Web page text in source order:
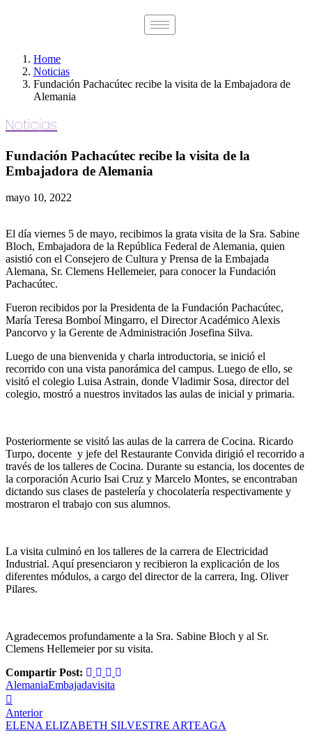
Home
Noticias
Fundación Pachacútec recibe la visita de la Embajadora de
Alemania
Noticias
Fundación Pachacútec recibe la visita de la
Embajadora de Alemania
mayo 10, 2022
El día viernes 5 de mayo, recibimos la grata visita de la Sra. Sabine
Bloch, Embajadora de la República Federal de Alemania, quien
asistió con el Consejero de Cultura y Prensa de la Embajada
Alemana, Sr. Clemens Hellemeier, para conocer la Fundación
Pachacútec.
Fueron recibidos por la Presidenta de la Fundación Pachacútec,
María Teresa Bomboí Mingarro, el Director Académico Alexis
Pancorvo y la Gerente de Administración Josefina Silva.
Luego de una bienvenida y charla introductoria, se inició el
recorrido con una vista panorámica del campus. Luego de ello, se
visitó el colegio Luisa Astrain, donde Vladimir Sosa, director del
colegio, mostró a nuestros invitados las aulas de inicial y primaria.
Posteriormente se visitó las aulas de la carrera de Cocina. Ricardo
Turpo, docente y jefe del Restaurante Convida dirigió el recorrido a
través de los talleres de Cocina. Durante su estancia, los docentes de
la corporación Acurio Isai Cruz y Marcelo Montes, se encontraban
dictando sus clases de pastelería y chocolatería respectivamente y
mostraron el trabajo con sus alumnos.
La visita culminó en los talleres de la carrera de Electricidad
Industrial. Aquí presenciaron y recibieron la explicación de los
diferentes módulos, a cargo del director de la carrera, Ing. Oliver
Pilares.
Agradecemos profundamente a la Sra. Sabine Bloch y al Sr.
Clemens Hellemeier por su visita.
Compartir Post:
AlemaniaEmbajadavisita
Anterior
ELENA ELIZABETH SILVESTRE ARTEAGA